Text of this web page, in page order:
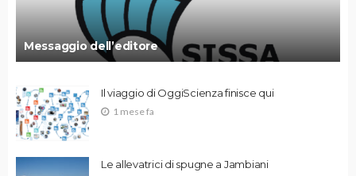
Messaggio dell’editore
Il viaggio di OggiScienza finisce qui
1 mese fa
Le allevatrici di spugne a Jambiani